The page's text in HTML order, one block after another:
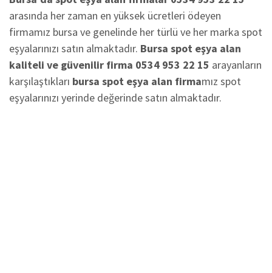
arasında her zaman en yüksek ücretleri ödeyen
firmamız bursa ve genelinde her türlü ve her marka spot
eşyalarınızı satın almaktadır. Bursa spot eşya alan
kaliteli ve güvenilir firma 0534 953 22 15 arayanların
karşılaştıkları bursa spot eşya alan firmamız spot
eşyalarınızı yerinde değerinde satın almaktadır.